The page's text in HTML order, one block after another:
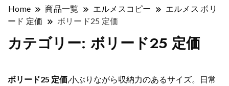
Home 商品一覧 エルメスコピー
エルメス ボリ
ード 定価
ボリード25 定価
カテゴリー: ボリード25 定価
ボリード25 定価,小ぶりながら収納力のあるサイズ。日常